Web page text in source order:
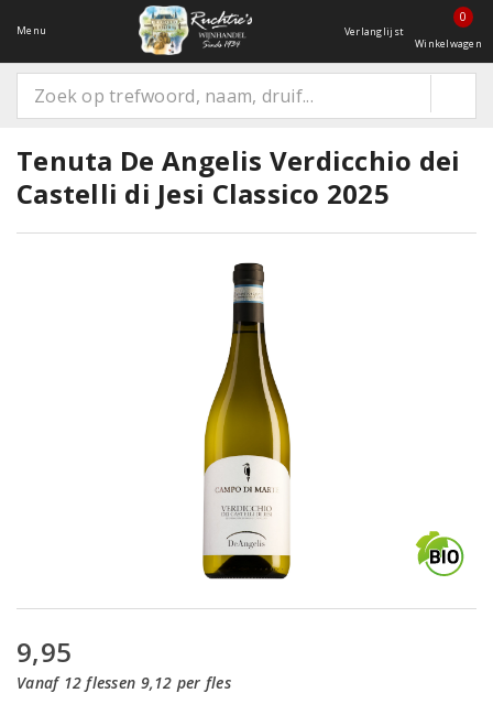
Menu Verlanglijst
0
Winkelwagen
Tenuta De Angelis Verdicchio dei
Castelli di Jesi Classico 2025
9,95
Vanaf 12 flessen 9,12 per fles